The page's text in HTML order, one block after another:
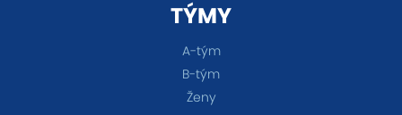
TÝMY
A-tým
B-tým
Ženy